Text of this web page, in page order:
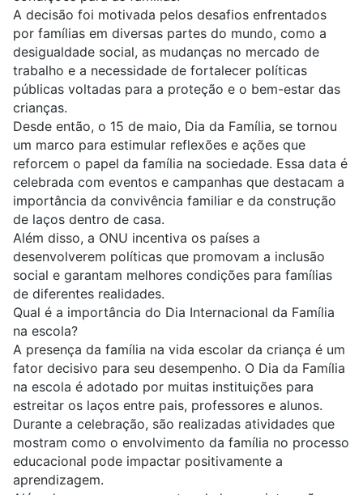
A decisão foi motivada pelos desafios enfrentados
por famílias em diversas partes do mundo, como a
desigualdade social, as mudanças no mercado de
trabalho e a necessidade de fortalecer políticas
públicas voltadas para a proteção e o bem-estar das
crianças.
Desde então, o 15 de maio, Dia da Família, se tornou
um marco para estimular reflexões e ações que
reforcem o papel da família na sociedade. Essa data é
celebrada com eventos e campanhas que destacam a
importância da convivência familiar e da construção
de laços dentro de casa.
Além disso, a ONU incentiva os países a
desenvolverem políticas que promovam a inclusão
social e garantam melhores condições para famílias
de diferentes realidades.
Qual é a importância do Dia Internacional da Família
na escola?
A presença da família na vida escolar da criança é um
fator decisivo para seu desempenho. O Dia da Família
na escola é adotado por muitas instituições para
estreitar os laços entre pais, professores e alunos.
Durante a celebração, são realizadas atividades que
mostram como o envolvimento da família no processo
educacional pode impactar positivamente a
aprendizagem.